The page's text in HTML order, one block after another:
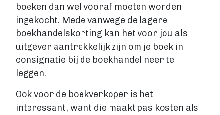
boeken dan wel vooraf moeten worden
ingekocht. Mede vanwege de lagere
boekhandelskorting kan het voor jou als
uitgever aantrekkelijk zijn om je boek in
consignatie bij de boekhandel neer te
leggen.
Ook voor de boekverkoper is het
interessant, want die maakt pas kosten als